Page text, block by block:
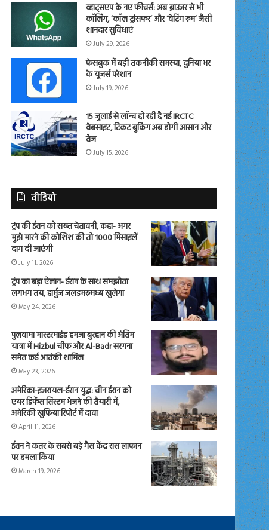
व्हाट्सएप के नए फीचर्स: अब ब्राउजर से भी
कॉलिंग, ‘कॉल ट्रांसफर’ और ‘वेटिंग रूम’ जैसी
शानदार सुविधाएं
July 29, 2026
फेसबुक में बड़ी तकनीकी समस्या, दुनिया भर
के यूजर्स परेशान
July 19, 2026
15 जुलाई से लॉन्च हो रही है नई IRCTC
वेबसाइट, टिकट बुकिंग अब होगी आसान और
तेज
July 15, 2026
वीडियो
ट्रंप की ईरान को सख्त चेतावनी, कहा- अगर
मुझे मारने की कोशिश की तो 1000 मिसाइलें
दाग दी जाएंगी
July 11, 2026
ट्रंप का बड़ा ऐलान- ईरान के साथ समझौता
लगभग तय, हार्मुज जलडमरूमध्य खुलेगा
May 24, 2026
पुलवामा मास्टरमाइंड हमजा बुरहान की अंतिम
यात्रा में Hizbul चीफ और Al-Badr सरगना
समेत कई आतंकी शामिल
May 23, 2026
अमेरिका-इजरायल-ईरान युद्ध: चीन ईरान को
एयर डिफेंस सिस्टम भेजने की तैयारी में,
अमेरिकी खुफिया रिपोर्ट में दावा
April 11, 2026
ईरान ने कतर के सबसे बड़े गैस केंद्र रास लाफान
पर हमला किया
March 19, 2026